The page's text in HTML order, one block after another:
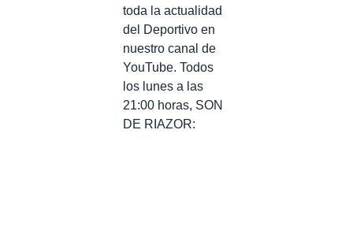
toda la actualidad
del Deportivo en
nuestro canal de
YouTube. Todos
los lunes a las
21:00 horas, SON
DE RIAZOR: